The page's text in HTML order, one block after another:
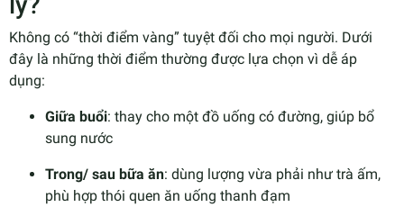
Không có “thời điểm vàng” tuyệt đối cho mọi người. Dưới
đây là những thời điểm thường được lựa chọn vì dễ áp
dụng:
Giữa buổi: thay cho một đồ uống có đường, giúp bổ
sung nước
Trong/ sau bữa ăn: dùng lượng vừa phải như trà ấm,
phù hợp thói quen ăn uống thanh đạm